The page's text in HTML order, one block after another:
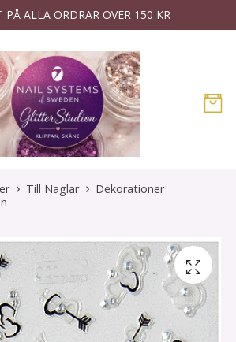
PÅ ALLA ORDRAR ÖVER 150 KR
Till Naglar
Dekorationer